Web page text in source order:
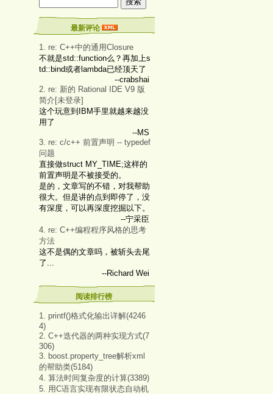
最新评论
1. re: C++中的通用Closure
不就是std::function么？再加上s
td::bind或者lambda已经顶天了
--crabshai
2. re: 新的 Rational IDE V9 版
简介[未登录]
这个玩意到IBM手里就越来越没
用了
--MS
3. re: c/c++ 前置声明 -- typedef
问题
直接做struct MY_TIME;这样的
前置声明是不被接受的。
是的，文章写的不错，对我帮助
很大。但是讲的点到即停了，没
有深度，可以再深度挖掘以下。
--宁采臣
4. re: C++编程程序风格的思考
方法
这不是偶的文章吗，被斩头去尾
了...
--Richard Wei
阅读排行榜
1. printf()格式化输出详解(4246
4)
2. C++迭代器的两种实现方式(7
306)
3. boost.property_tree解析xml
的帮助类(5184)
4. 算法时间复杂度的计算(3389)
5. 用C语言实现有限状态自动机